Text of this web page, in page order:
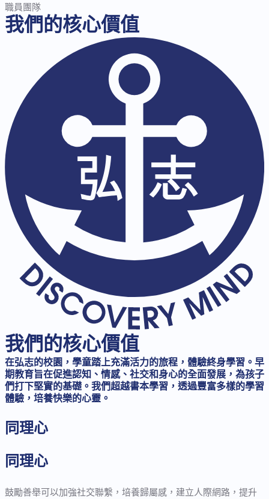
職員團隊
我們的核心價值
我們的核心價值
在弘志的校園，學童踏上充滿活力的旅程，體驗終身學習。早
期教育旨在促進認知、情感、社交和身心的全面發展，為孩子
們打下堅實的基礎。我們超越書本學習，透過豐富多樣的學習
體驗，培養快樂的心靈。
同理心
同理心
鼓勵善舉可以加強社交聯繫，培養歸屬感，建立人際網路，提升